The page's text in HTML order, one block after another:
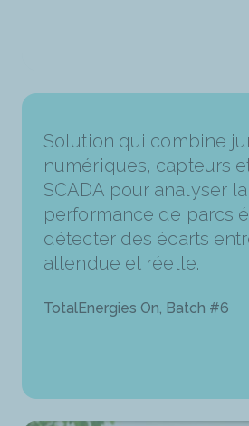
Solution qui combine
numériques, capteurs
SCADA pour analyser la
performance de parcs
détecter des écarts
attendue et réelle.
TotalEnergies On, Batch #6